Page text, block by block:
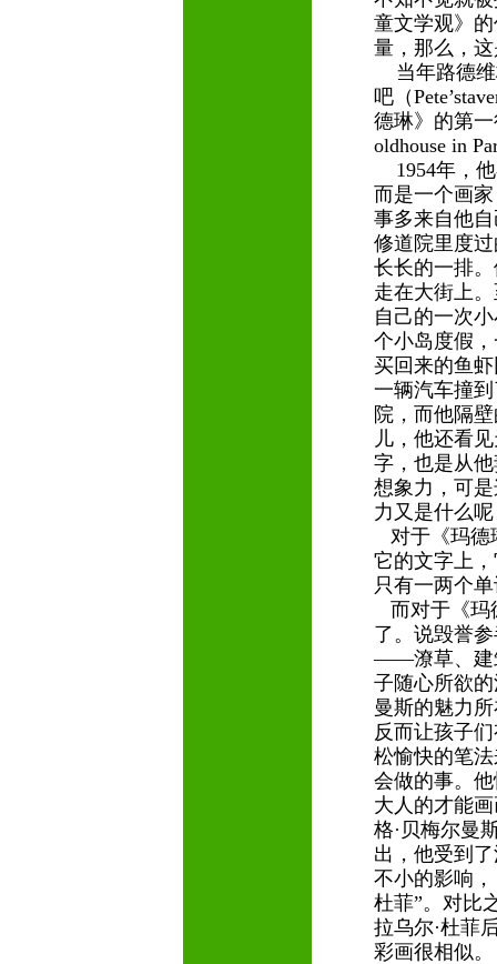
童文学观》
量，那么，
当年路德维
吧（
德琳》的第
oldhouse in
1954年，他
而是一个画
事多来自他
修道院里度
长长的一排
走在大街上
自己的一次
个小岛度假
买回来的鱼
一辆汽车撞
院，而他隔
儿，他还看
字，也是从
想象力，可
力又是什么
对于《玛德
它的文字上
只有一两个
而对于《玛
了。说毁誉
——潦草、建
子随心所欲
曼斯的魅力
反而让孩子
松愉快的笔
会做的事。
大人的才能
格·贝梅尔曼
出，他受到
不小的影响
杜菲”。对比
拉乌尔·杜菲
彩画很相似